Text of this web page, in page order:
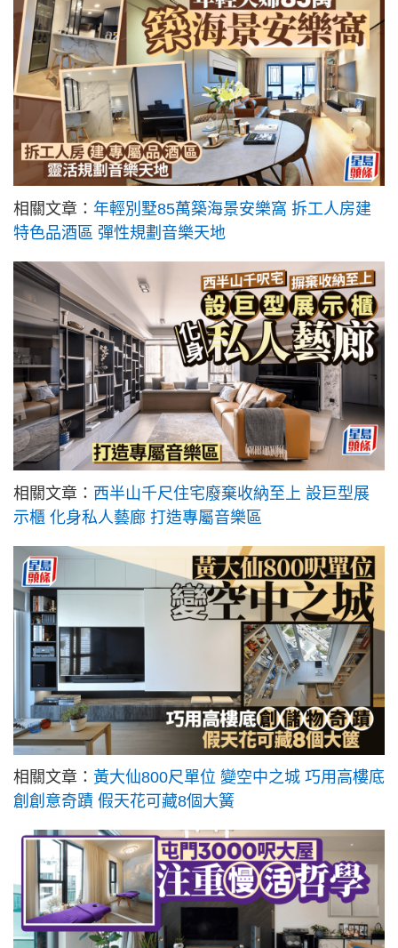
相關文章： 年輕別墅85萬築海景安樂窩 拆工人房建
特色品酒區 彈性規劃音樂天地
相關文章： 西半山千尺住宅廢棄收納至上 設巨型展
示櫃 化身私人藝廊 打造專屬音樂區
相關文章： 黃大仙800尺單位 變空中之城 巧用高樓底
創創意奇蹟 假天花可藏8個大簧